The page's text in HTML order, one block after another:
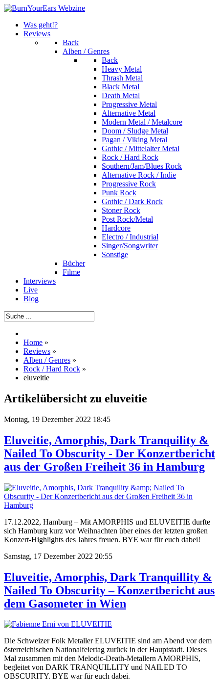
Was geht!?
Reviews
Back
Alben / Genres
Back
Heavy Metal
Thrash Metal
Black Metal
Death Metal
Progressive Metal
Alternative Metal
Modern Metal / Metalcore
Doom / Sludge Metal
Pagan / Viking Metal
Gothic / Mittelalter Metal
Rock / Hard Rock
Southern/Jam/Blues Rock
Alternative Rock / Indie
Progressive Rock
Punk Rock
Gothic / Dark Rock
Stoner Rock
Post Rock/Metal
Hardcore
Electro / Industrial
Singer/Songwriter
Sonstige
Bücher
Filme
Interviews
Live
Blog
Home »
Reviews »
Alben / Genres »
Rock / Hard Rock »
eluveitie
Artikelübersicht zu eluveitie
Montag, 19 Dezember 2022 18:45
Eluveitie, Amorphis, Dark Tranquility &
Nailed To Obscurity - Der Konzertbericht
aus der Großen Freiheit 36 in Hamburg
17.12.2022, Hamburg – Mit AMORPHIS und ELUVEITIE durfte
sich Hamburg kurz vor Weihnachten über eines der letzten großen
Konzert-Highlights des Jahres freuen. BYE war für euch dabei!
Samstag, 17 Dezember 2022 20:55
Eluveitie, Amorphis, Dark Tranquillity &
Nailed To Obscurity – Konzertbericht aus
dem Gasometer in Wien
Die Schweizer Folk Metaller ELUVEITIE sind am Abend vor dem
österreichischen Nationalfeiertag zurück in der Hauptstadt. Dieses
Mal zusammen mit den Melodic-Death-Metallern AMORPHIS,
begleitet von DARK TRANQUILLITY und NAILED TO
OBSCURITY. BYE war für euch dabei.